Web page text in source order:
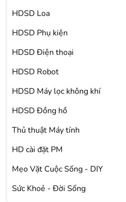
HDSD Loa
HDSD Phụ kiện
HDSD Điện thoại
HDSD Robot
HDSD Máy lọc không khí
HDSD Đồng hồ
Thủ thuật Máy tính
HD cài đặt PM
Mẹo Vặt Cuộc Sống - DIY
Sức Khoẻ - Đời Sống